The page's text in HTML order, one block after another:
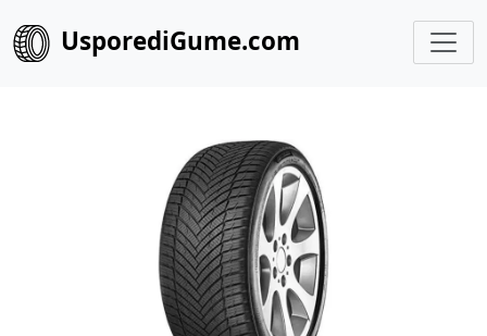
UsporediGume.com